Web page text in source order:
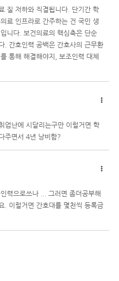
질 저하와 직결됩니다. 단기간 학
료 인프라로 간주하는 건 국민 생
니다. 보건의료의 핵심축은 단순
. 간호인력 공백은 간호사의 근무환
통해 해결해야지, 보조인력 대체
업난에 시달리는구만 이럴거면 학
주면서 4년 낭비함?
력으로쓰나 ... 그러면 좀더공부해
. 이럴거면 간호대를 몇천씩 등록금